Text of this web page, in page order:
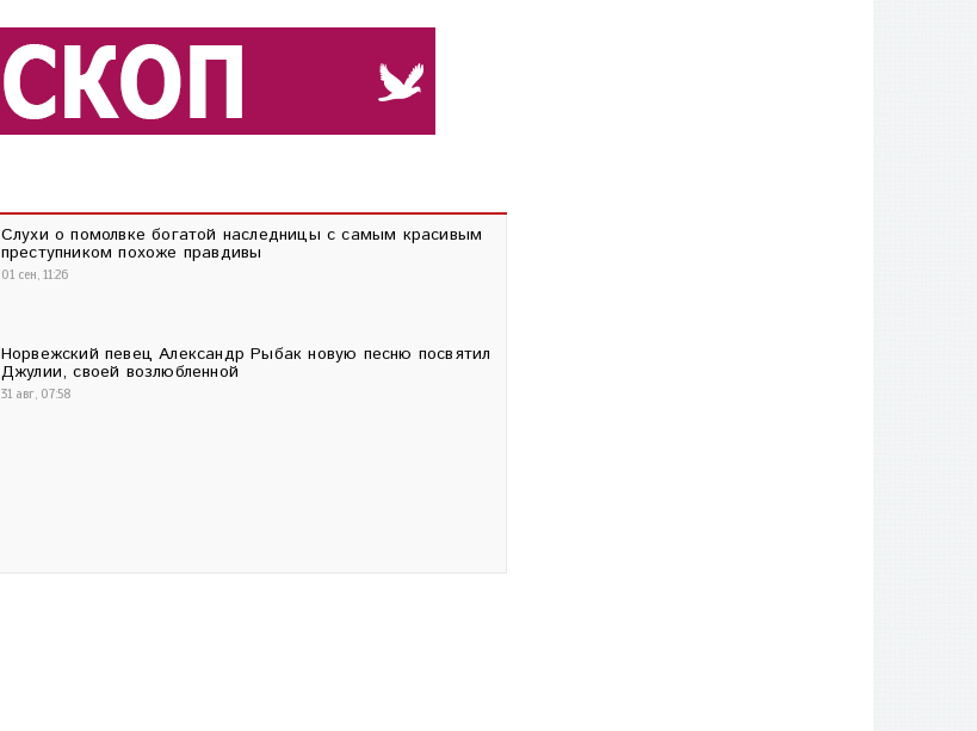
Слухи о помолвке богатой наследницы с самым красивым
преступником похоже правдивы
01 сен, 11:26
Норвежский певец Александр Рыбак новую песню посвятил
Джулии, своей возлюбленной
31 авг, 07:58